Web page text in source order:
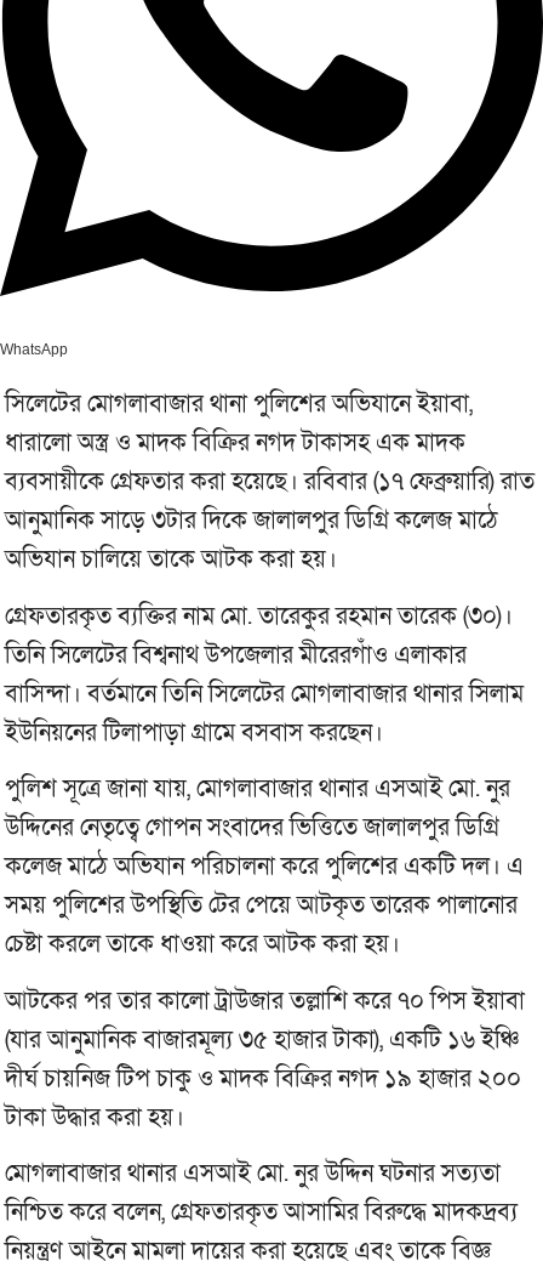
WhatsApp
সিলেটের মোগলাবাজার থানা পুলিশের অভিযানে ইয়াবা,
ধারালো অস্ত্র ও মাদক বিক্রির নগদ টাকাসহ এক মাদক
ব্যবসায়ীকে গ্রেফতার করা হয়েছে। রবিবার (১৭ ফেব্রুয়ারি) রাত
আনুমানিক সাড়ে ৩টার দিকে জালালপুর ডিগ্রি কলেজ মাঠে
অভিযান চালিয়ে তাকে আটক করা হয়।
গ্রেফতারকৃত ব্যক্তির নাম মো. তারেকুর রহমান তারেক (৩০)।
তিনি সিলেটের বিশ্বনাথ উপজেলার মীরেরগাঁও এলাকার
বাসিন্দা। বর্তমানে তিনি সিলেটের মোগলাবাজার থানার সিলাম
ইউনিয়নের টিলাপাড়া গ্রামে বসবাস করছেন।
পুলিশ সূত্রে জানা যায়, মোগলাবাজার থানার এসআই মো. নুর
উদ্দিনের নেতৃত্বে গোপন সংবাদের ভিত্তিতে জালালপুর ডিগ্রি
কলেজ মাঠে অভিযান পরিচালনা করে পুলিশের একটি দল। এ
সময় পুলিশের উপস্থিতি টের পেয়ে আটকৃত তারেক পালানোর
চেষ্টা করলে তাকে ধাওয়া করে আটক করা হয়।
আটকের পর তার কালো ট্রাউজার তল্লাশি করে ৭০ পিস ইয়াবা
(যার আনুমানিক বাজারমূল্য ৩৫ হাজার টাকা), একটি ১৬ ইঞ্চি
দীর্ঘ চায়নিজ টিপ চাকু ও মাদক বিক্রির নগদ ১৯ হাজার ২০০
টাকা উদ্ধার করা হয়।
মোগলাবাজার থানার এসআই মো. নুর উদ্দিন ঘটনার সত্যতা
নিশ্চিত করে বলেন, গ্রেফতারকৃত আসামির বিরুদ্ধে মাদকদ্রব্য
নিয়ন্ত্রণ আইনে মামলা দায়ের করা হয়েছে এবং তাকে বিজ্ঞ